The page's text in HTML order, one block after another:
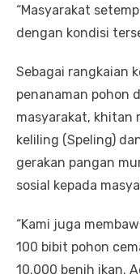
“Masyarakat
dengan kondisi
Sebagai rangkaian
penanaman pohon
masyarakat, khitan
keliling (Speling)
gerakan pangan
sosial kepada
“Kami juga
100 bibit pohon
10.000 benih ikan.